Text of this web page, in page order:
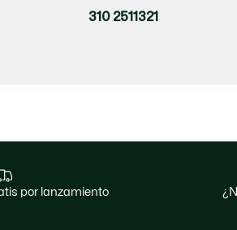
310 2511321
por lanzamiento